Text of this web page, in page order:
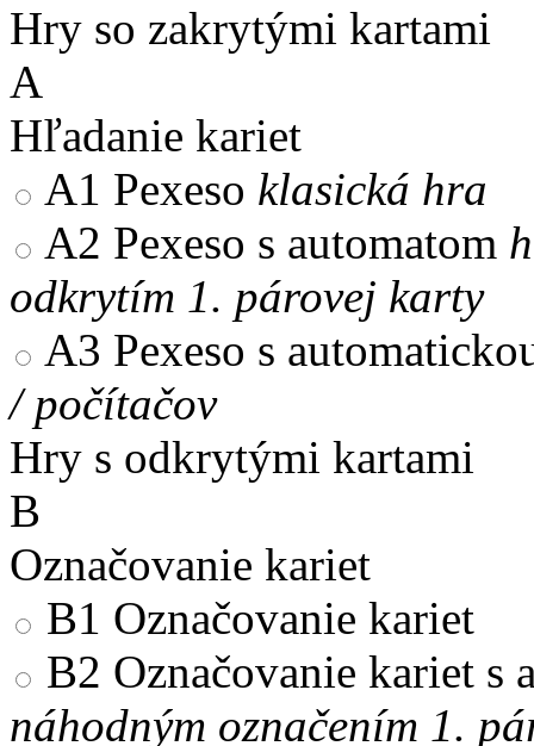
Hry so zakrytými kartami
A
Hľadanie kariet
A1 Pexeso klasická hra
A2 Pexeso s automatom
odkrytím 1. párovej karty
A3 Pexeso s
/ počítačov
Hry s odkrytými kartami
B
Označovanie kariet
B1 Označovanie kariet
B2 Označovanie kariet s
náhodným označením 1.